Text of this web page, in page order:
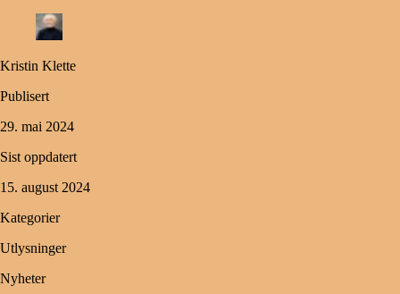
Kristin Klette
Publisert
29. mai 2024
Sist oppdatert
15. august 2024
Kategorier
Utlysninger
Nyheter